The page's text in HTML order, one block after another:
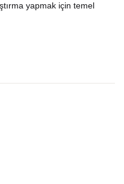
yapmak için temel